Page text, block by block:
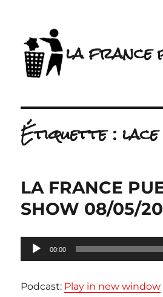
la france
Étiquette :lace
LA FRANCE
SHOW 08/05/
Lecteur
audio
00:00
Podcast: Play in new window